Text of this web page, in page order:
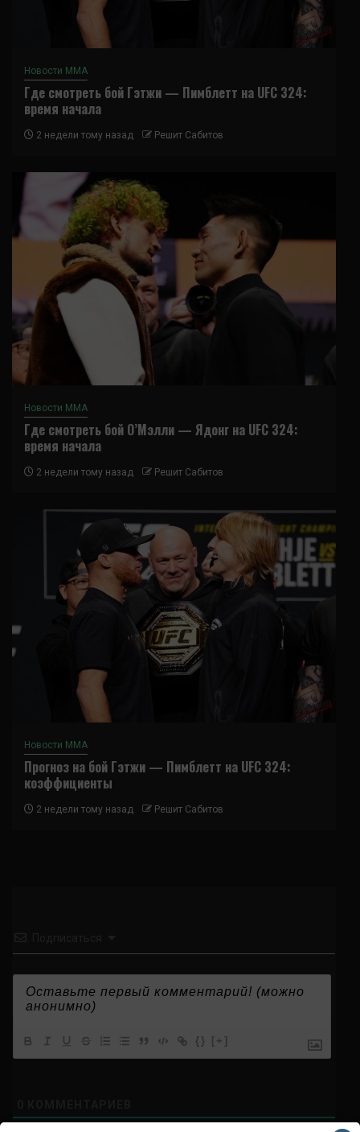
Новости ММА
Где смотреть бой Гэтжи — Пимблетт на UFC 324:
время начала
2 недели тому назад Решит Сабитов
Новости ММА
Где смотреть бой О’Мэлли — Ядонг на UFC 324:
время начала
2 недели тому назад Решит Сабитов
Новости ММА
Прогноз на бой Гэтжи — Пимблетт на UFC 324:
коэффициенты
2 недели тому назад Решит Сабитов
{} [+]